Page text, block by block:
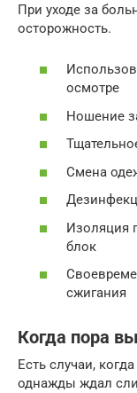
При уходе за
осторожность.
осмотре
Ношение
Смена
Изоляция
блок
сжигания
Когда пора
Есть случаи,
однажды ждал